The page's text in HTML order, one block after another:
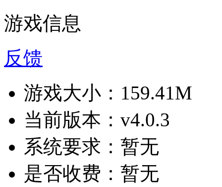
游戏信息
反馈
游戏大小： 159.41M
当前版本： v4.0.3
系统要求： 暂无
是否收费： 暂无